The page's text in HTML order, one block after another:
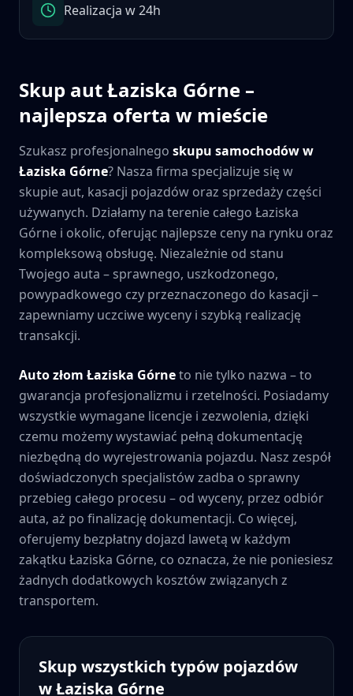
Realizacja w 24h
Skup autŁaziska Górne –
najlepsza oferta w mieście
Szukasz profesjonalnego skupu samochodów w
Łaziska Górne? Nasza firma specjalizuje się w
skupie aut, kasacji pojazdów oraz sprzedaży części
używanych. Działamy na terenie całego Łaziska
Górne i okolic, oferując najlepsze ceny na rynku oraz
kompleksową obsługę. Niezależnie od stanu
Twojego auta – sprawnego, uszkodzonego,
powypadkowego czy przeznaczonego do kasacji –
zapewniamy uczciwe wyceny i szybką realizację
transakcji.
Auto złom Łaziska Górneto nie tylko nazwa – to
gwarancja profesjonalizmu i rzetelności. Posiadamy
wszystkie wymagane licencje i zezwolenia, dzięki
czemu możemy wystawiać pełną dokumentację
niezbędną do wyrejestrowania pojazdu. Nasz zespół
doświadczonych specjalistów zadba o sprawny
przebieg całego procesu – od wyceny, przez odbiór
auta, aż po finalizację dokumentacji. Co więcej,
oferujemy bezpłatny dojazd lawetą w każdym
zakątku Łaziska Górne, co oznacza, że nie poniesiesz
żadnych dodatkowych kosztów związanych z
transportem.
Skup wszystkich typów pojazdów
wŁaziska Górne